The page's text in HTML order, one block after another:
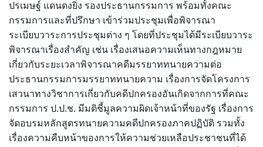
ปรเมษฐ์ แดนดงยิ่ง รองประธานกรรมการ พร้อมทั้งคณะ
กรรมการและที่ปรึกษา เข้าร่วมประชุมเพื่อพิจารณา
ระเบียบวาระการประชุมต่าง ๆ โดยที่ประชุมได้มีระเบียบวาระ
พิจารณาเรื่องสำคัญ เช่น เรื่องเสนอความเห็นทางกฎหมาย
เกี่ยวกับระยะเวลาพิจารณาคดีมรรยาททนายความต่อ
ประธานกรรมการมรรยาททนายความ เรื่องการจัดโครงการ
เสวนาทางวิชาการเกี่ยวกับคดีปกครองอันเกิดจากการที่คณะ
กรรมการ ป.ป.ช. มีมติชี้มูลความผิดเจ้าหน้าที่ของรัฐ เรื่องการ
จัดอบรมหลักสูตรทนายความคดีปกครองภาคปฏิบัติ รวมทั้ง
เรื่องความคืบหน้าของการให้ความช่วยเหลือประชาชนที่ได้